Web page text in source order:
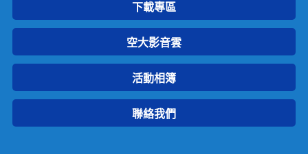
下載專區
空大影音雲
活動相簿
聯絡我們